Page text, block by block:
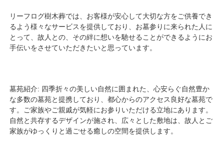
リーフログ樹木葬では、お客様が安心して大切な方をご供養でき
るよう様々なサービスを提供しており、お墓参りに来られた人に
とって、故人との、その絆に想いを馳せることができるようにお
手伝いをさせていただきたいと思っています。
墓苑紹介: 四季折々の美しい自然に囲まれた、心安らぐ自然豊か
な多数の墓苑と提携しており、都心からのアクセス良好な墓苑で
す。ご家族やご親戚が気軽にお参りいただける立地にあります。
自然と共存するデザインが施され、広々とした敷地は、故人とご
家族がゆっくりと過ごせる癒しの空間を提供します。